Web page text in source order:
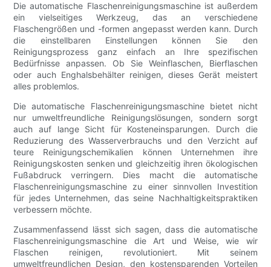
Die automatische Flaschenreinigungsmaschine ist außerdem
ein vielseitiges Werkzeug, das an verschiedene
Flaschengrößen und -formen angepasst werden kann. Durch
die einstellbaren Einstellungen können Sie den
Reinigungsprozess ganz einfach an Ihre spezifischen
Bedürfnisse anpassen. Ob Sie Weinflaschen, Bierflaschen
oder auch Enghalsbehälter reinigen, dieses Gerät meistert
alles problemlos.
Die automatische Flaschenreinigungsmaschine bietet nicht
nur umweltfreundliche Reinigungslösungen, sondern sorgt
auch auf lange Sicht für Kosteneinsparungen. Durch die
Reduzierung des Wasserverbrauchs und den Verzicht auf
teure Reinigungschemikalien können Unternehmen ihre
Reinigungskosten senken und gleichzeitig ihren ökologischen
Fußabdruck verringern. Dies macht die automatische
Flaschenreinigungsmaschine zu einer sinnvollen Investition
für jedes Unternehmen, das seine Nachhaltigkeitspraktiken
verbessern möchte.
Zusammenfassend lässt sich sagen, dass die automatische
Flaschenreinigungsmaschine die Art und Weise, wie wir
Flaschen reinigen, revolutioniert. Mit seinem
umweltfreundlichen Design, den kostensparenden Vorteilen